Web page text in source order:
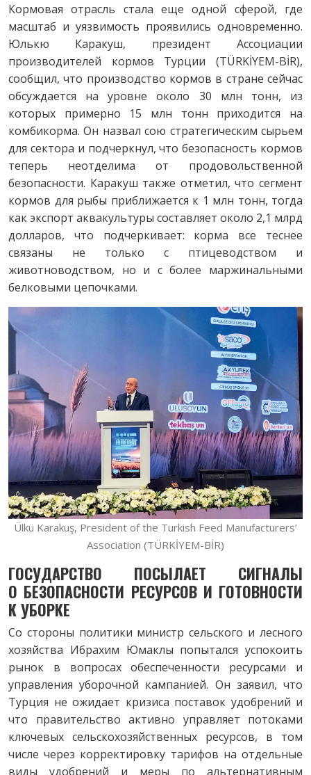
Кормовая отрасль стала еще одной сферой, где
масштаб и уязвимость проявились одновременно.
Юлькю Каракуш, президент Ассоциации
производителей кормов Турции (TÜRKİYEM-BİR),
сообщил, что производство кормов в стране сейчас
обсуждается на уровне около 30 млн тонн, из
которых примерно 15 млн тонн приходится на
комбикорма. Он назвал сою стратегическим сырьем
для сектора и подчеркнул, что безопасность кормов
теперь неотделима от продовольственной
безопасности. Каракуш также отметил, что сегмент
кормов для рыбы приближается к 1 млн тонн, тогда
как экспорт аквакультуры составляет около 2,1 млрд
долларов, что подчеркивает: корма все теснее
связаны не только с птицеводством и
животноводством, но и с более маржинальными
белковыми цепочками.
Ülkü Karakuş, President of the Turkish Feed Manufacturers’
Association (TÜRKİYEM-BİR)
ГОСУДАРСТВО ПОСЫЛАЕТ СИГНАЛЫ
О БЕЗОПАСНОСТИ РЕСУРСОВ И ГОТОВНОСТИ
К УБОРКЕ
Со стороны политики министр сельского и лесного
хозяйства Ибрахим Юмаклы попытался успокоить
рынок в вопросах обеспеченности ресурсами и
управления уборочной кампанией. Он заявил, что
Турция не ожидает кризиса поставок удобрений и
что правительство активно управляет потоками
ключевых сельскохозяйственных ресурсов, в том
числе через корректировку тарифов на отдельные
виды удобрений и меры по альтернативным